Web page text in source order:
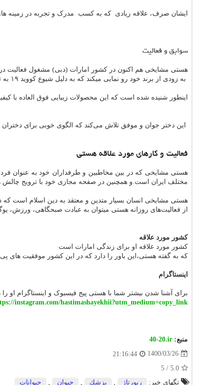
ایشان صرف، علاقه زیادی که به کسب مدرک و تجربه در زمینه
سوابق و فعالیت
هستی مشایخی هم اکنون در کشور امارات (دبی) مشغول فعالیت در
به زودى از برند خود رو نمايى ميكند که به دلیل شیوع کووید ۱۹ به تاخیر افتاده است.
اینطور شنیده شده است که این محصولات زیبایی فوق العاده با
این دختر جوان و موفق تلاش می‌کند که الگوی خوبی برای
فعالیت و کارهای مورد علاقه هستی
هستی مشایخی که در بین مخاطبین و طرفداران خود به عنوان
مختلف ایران است.و همچنین در صفحه مجازی خود با ترویج چالش
هستی مشایخی انسان بسیار متدین و معتقد به دین اسلام است
از فعالیت‌های روزانه هستی میتوان به عبادت صبحگاهی، ورزش،
کشور مورد علاقه
کشور مورد علاقه او برای زندگی امارات است
که به گفته هستی،این باور را دارد که در این کشور موفقیت های
اینستاگرام
برای آشنا شدن بیشتر شما با هستی پیج فیسبوک و اینستاگرام او را
instagram.com/hastimashayekhii?utm_medium=copy_link
منبع: 40-20.ir
1400/03/26
21:16:44
5.0
/
5
تگهای خبر:
رپورتاژ پزشك حیوان حیوانات